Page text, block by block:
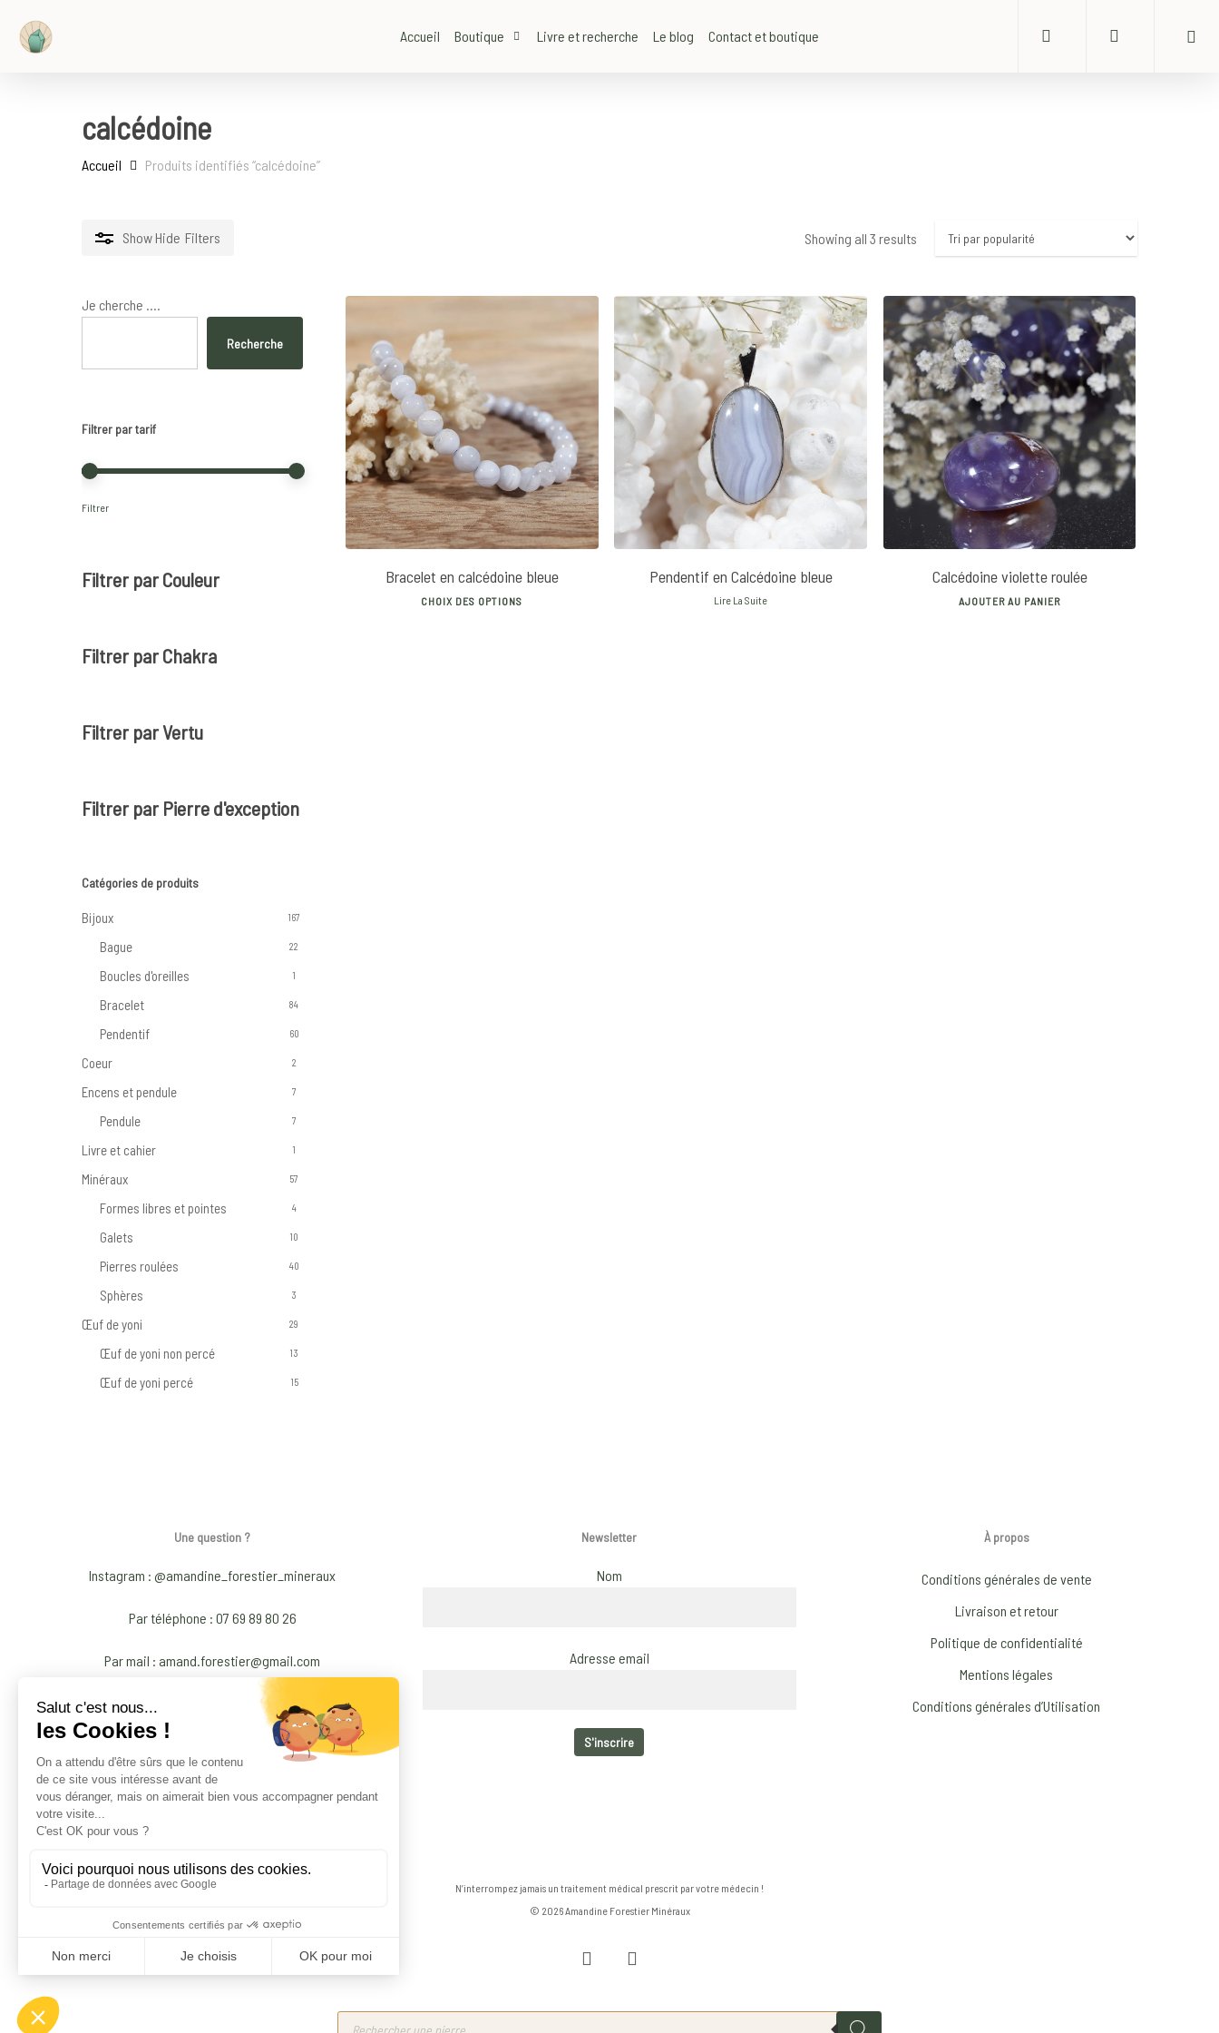
Accueil Boutique Livre et recherche Le blog Contact et boutique
calcédoine
Accueil Produits identifiés “calcédoine”
Show Hide Filters Showing all 3 results Sorted
Je cherche ....
Recherche
Filtrer par tarif
Filtrer
Filtrer par Couleur
Filtrer par Chakra
Filtrer par Vertu
Filtrer par Pierre d'exception
Catégories de produits
Bijoux 167
Bague 22
Boucles d'oreilles 1
Bracelet 84
Pendentif 60
Coeur 2
Encens et pendule 7
Pendule 7
Livre et cahier 1
Minéraux 57
Formes libres et pointes 4
Galets 10
Pierres roulées 40
Sphères 3
Œuf de yoni 29
Œuf de yoni non percé 13
Œuf de yoni percé 15
18€ 20€
Bracelet en calcédoine bleue
CHOIX DES OPTIONS
Pendentif en Calcédoine bleue
Lire La Suite
10€
Calcédoine violette roulée
AJOUTER AU PANIER
Une question ?
Instagram : @amandine_forestier_mineraux
Par téléphone : 07 69 89 80 26
Par mail : amand.forestier@gmail.com
Newsletter
Nom
Adresse email
À propos
Conditions générales de vente
Livraison et retour
Politique de confidentialité
Mentions légales
Conditions générales d’Utilisation
N’interrompez jamais un traitement médical prescrit par votre médecin !
© 2026 Amandine Forestier Minéraux
facebook instagram
Products